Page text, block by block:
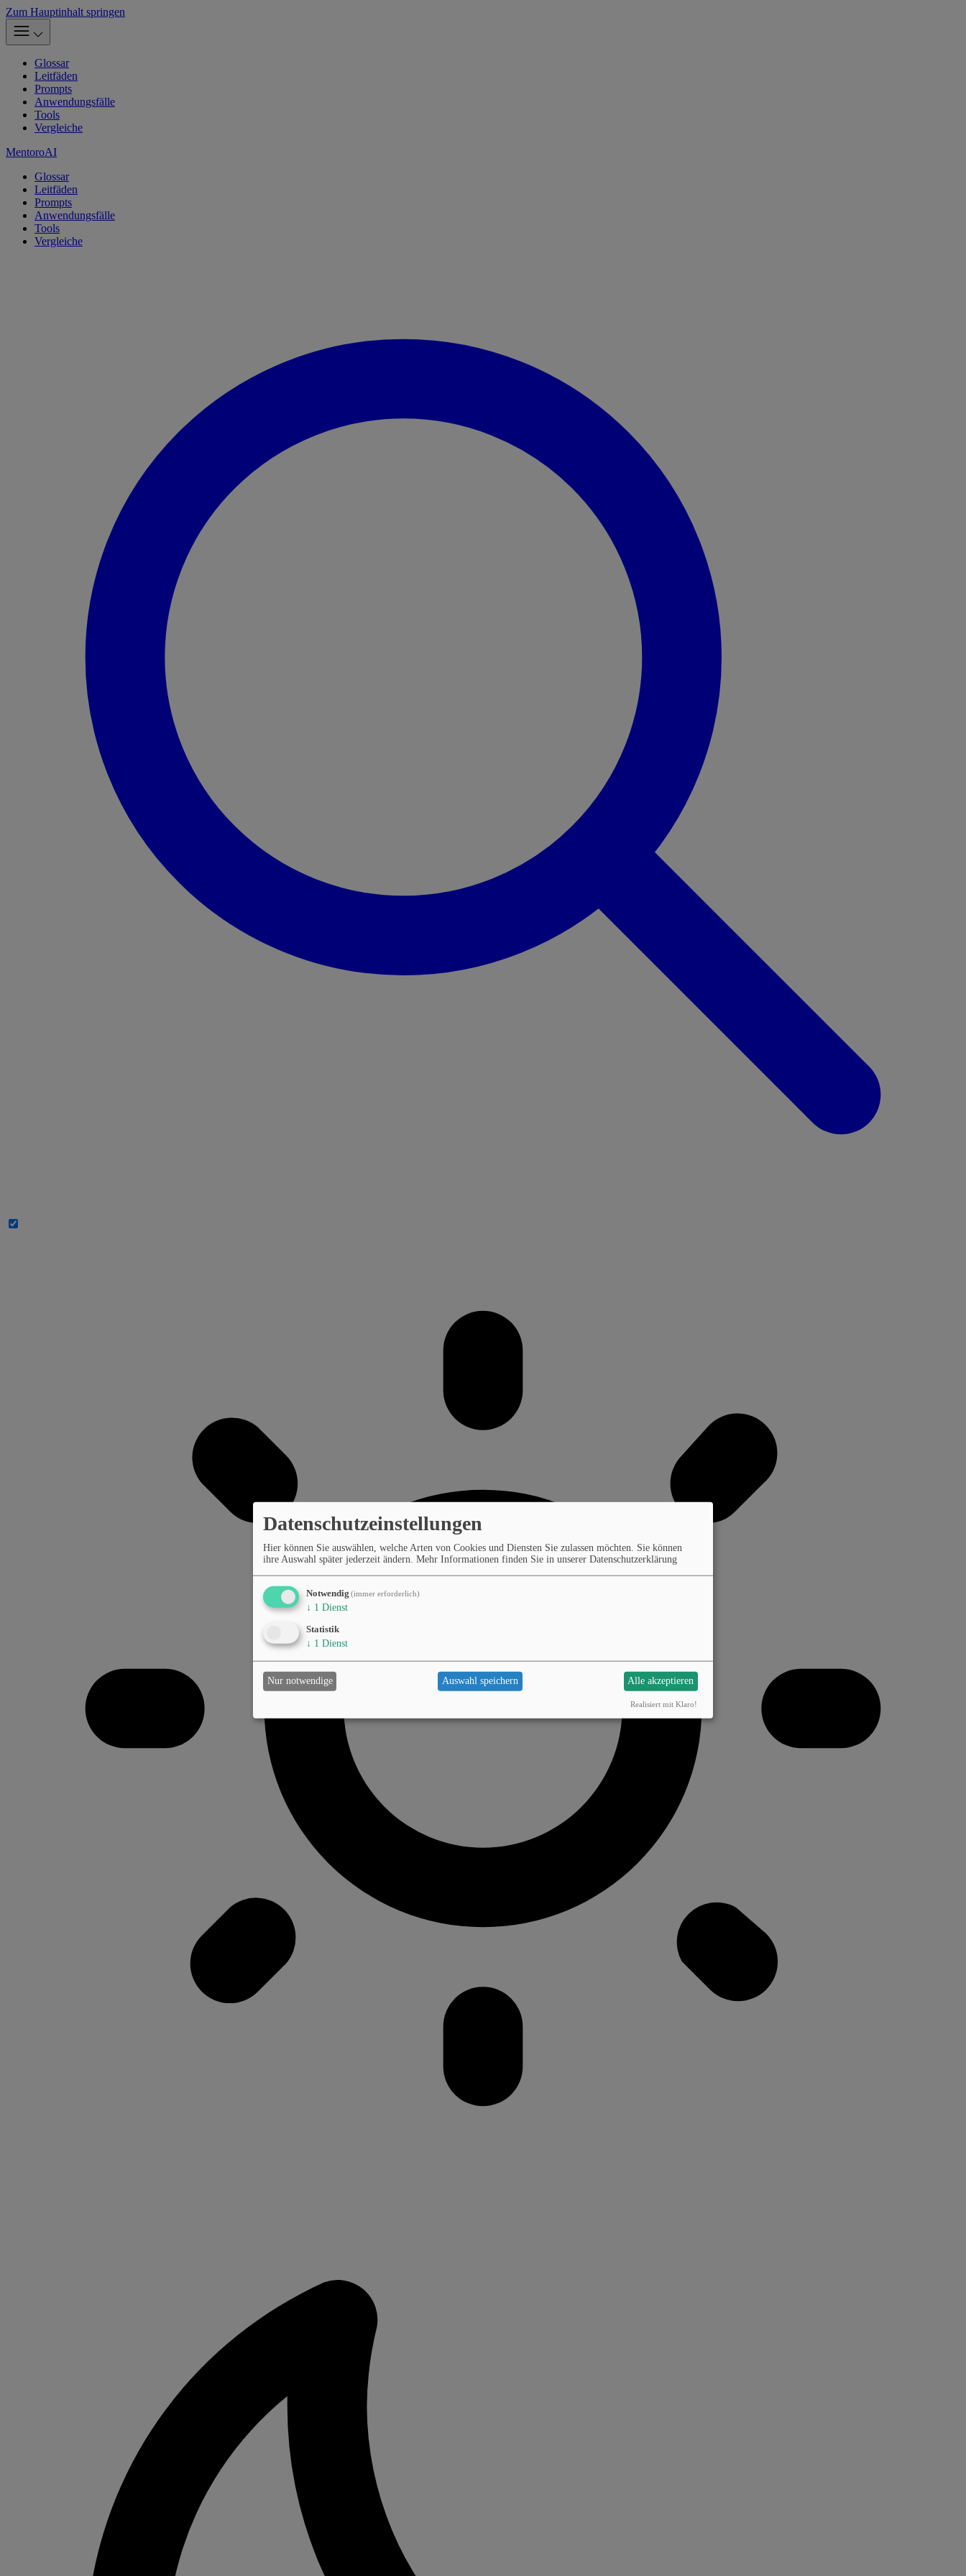
Zum Hauptinhalt springen
Glossar
Leitfäden
Prompts
Anwendungsfälle
Tools
Vergleiche
MentoroAI
Glossar
Leitfäden
Prompts
Anwendungsfälle
Tools
Vergleiche
Datenschutzeinstellungen
Hier können Sie auswählen, welche Arten von Cookies und Diensten Sie zulassen möchten. Sie können
ihre Auswahl später jederzeit ändern. Mehr Informationen finden Sie in unserer Datenschutzerklärung
Notwendig (immer erforderlich)
↓ 1 Dienst
Statistik
↓ 1 Dienst
Nur notwendige Auswahl speichern Alle akzeptieren
Realisiert mit Klaro!